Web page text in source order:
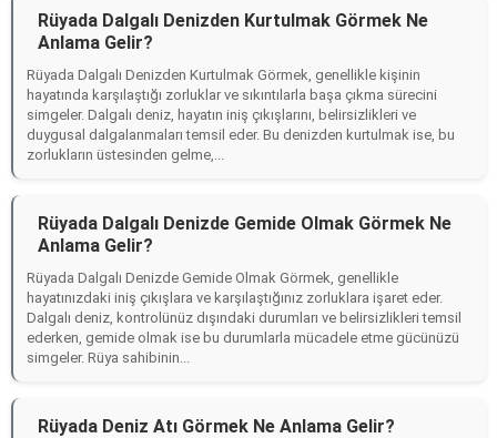
Rüyada Dalgalı Denizden Kurtulmak Görmek Ne
Anlama Gelir?
Rüyada Dalgalı Denizden Kurtulmak Görmek, genellikle kişinin
hayatında karşılaştığı zorluklar ve sıkıntılarla başa çıkma sürecini
simgeler. Dalgalı deniz, hayatın iniş çıkışlarını, belirsizlikleri ve
duygusal dalgalanmaları temsil eder. Bu denizden kurtulmak ise, bu
zorlukların üstesinden gelme,...
Rüyada Dalgalı Denizde Gemide Olmak Görmek Ne
Anlama Gelir?
Rüyada Dalgalı Denizde Gemide Olmak Görmek, genellikle
hayatınızdaki iniş çıkışlara ve karşılaştığınız zorluklara işaret eder.
Dalgalı deniz, kontrolünüz dışındaki durumları ve belirsizlikleri temsil
ederken, gemide olmak ise bu durumlarla mücadele etme gücünüzü
simgeler. Rüya sahibinin...
Rüyada Deniz Atı Görmek Ne Anlama Gelir?